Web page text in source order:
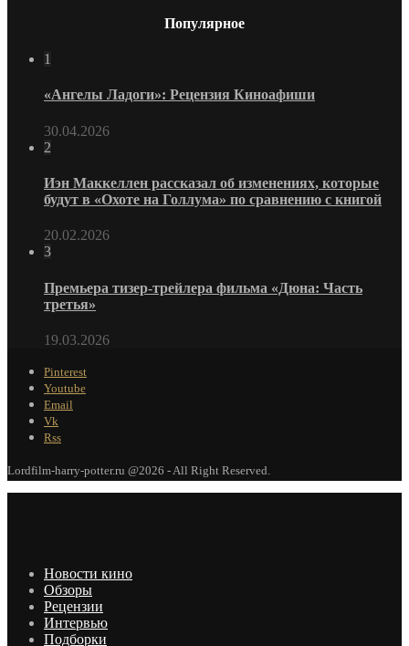
Популярное
1
«Ангелы Ладоги»: Рецензия Киноафиши
30.04.2026
2
Иэн Маккеллен рассказал об изменениях, которые
будут в «Охоте на Голлума» по сравнению с книгой
20.02.2026
3
Премьера тизер-трейлера фильма «Дюна: Часть
третья»
19.03.2026
Pinterest
Youtube
Email
Vk
Rss
Lordfilm-harry-potter.ru @2026 - All Right Reserved.
Новости кино
Обзоры
Рецензии
Интервью
Подборки